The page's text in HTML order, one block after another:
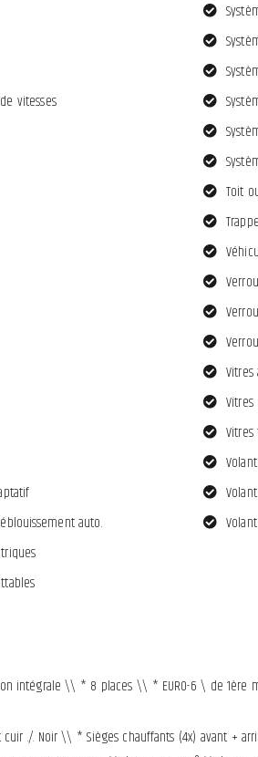
vitesses
auto.
Toit
intégrale \\ * 8 places \\ * EURO-6 \ de
cuir ./. Noir \\ * Sièges chauffants (4x) avant